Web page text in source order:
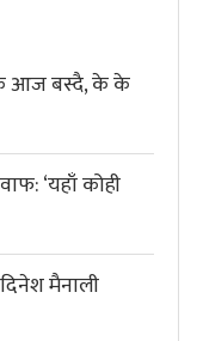
आज बस्दै, के के
‘यहाँ कोही
दिनेश मैनाली